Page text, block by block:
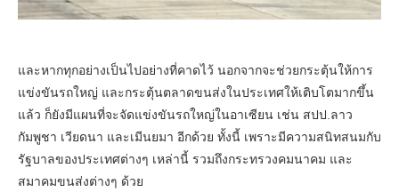
และหากทุกอย่างเป็นไปอย่างที่คาดไว้ นอกจากจะช่วยกระตุ้นให้การ
แข่งขันรถใหญ่ และกระตุ้นตลาดขนส่งในประเทศให้เติบโตมากขึ้น
แล้ว ก็ยังมีแผนที่จะจัดแข่งขันรถใหญ่ในอาเซียน เช่น สปป.ลาว
กัมพูชา เวียดนา และเมีนยมา อีกด้วย ทั้งนี้ เพราะมีความสนิทสนมกับ
รัฐบาลของประเทศต่างๆ เหล่านี้ รวมถึงกระทรวงคมนาคม และ
สมาคมขนส่งต่างๆ ด้วย